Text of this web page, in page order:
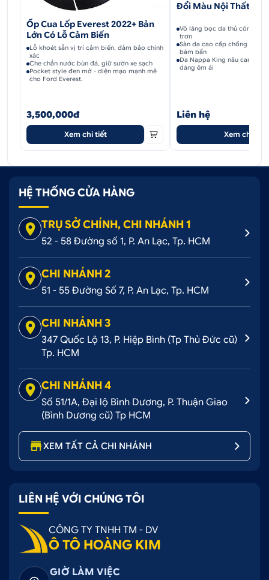
Ốp Cua Lốp Everest 2022+ Bản
Lớn Có Lỗ Cảm Biến
Lỗ khoét sẵn vị trí cảm biến, đảm bảo chính
xác
Che chắn nước bùn đá, giữ sườn xe sạch
Pocket style đen mờ - diện mạo mạnh mẽ
cho Ford Everest.
3,500,000đ
Xem chi tiết
Đổi Màu Nội Thất
Vô lăng bọc da thủ công,
trơn
Sàn da cao cấp chống thấm
bám bẩn
Da Nappa King nâu cam
dáng êm ái
Liên hệ
Xem chi tiết
HỆ THỐNG CỬA HÀNG
TRỤ SỞ CHÍNH, CHI NHÁNH 1
52 - 58 Đường số 1, P. An Lạc, Tp. HCM
CHI NHÁNH 2
51 - 55 Đường Số 7, P. An Lạc, Tp. HCM
CHI NHÁNH 3
347 Quốc Lộ 13, P. Hiệp Bình (Tp Thủ Đức cũ)
Tp. HCM
CHI NHÁNH 4
Số 51/1A, Đại lộ Bình Dương, P. Thuận Giao
(Bình Dương cũ) Tp HCM
XEM TẤT CẢ CHI NHÁNH
LIÊN HỆ VỚI CHÚNG TÔI
CÔNG TY TNHH TM - DV
Ô TÔ HOÀNG KIM
GIỜ LÀM VIỆC